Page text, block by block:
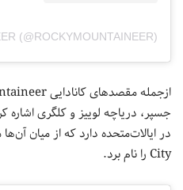
جسپر، دریاچه لوییز و کلگری
City را نام برد.